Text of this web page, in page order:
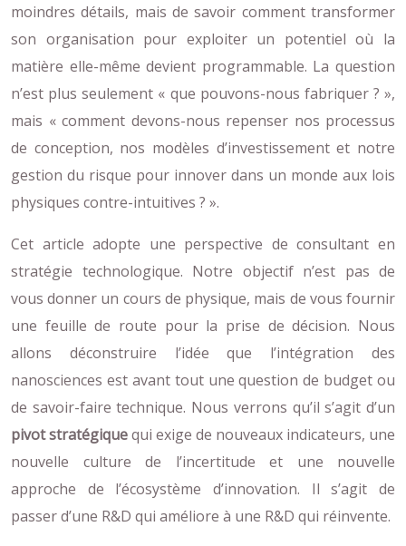
moindres détails, mais de savoir comment transformer
son organisation pour exploiter un potentiel où la
matière elle-même devient programmable. La question
n’est plus seulement « que pouvons-nous fabriquer ? »,
mais « comment devons-nous repenser nos processus
de conception, nos modèles d’investissement et notre
gestion du risque pour innover dans un monde aux lois
physiques contre-intuitives ? ».
Cet article adopte une perspective de consultant en
stratégie technologique. Notre objectif n’est pas de
vous donner un cours de physique, mais de vous fournir
une feuille de route pour la prise de décision. Nous
allons déconstruire l’idée que l’intégration des
nanosciences est avant tout une question de budget ou
de savoir-faire technique. Nous verrons qu’il s’agit d’un
pivot stratégiquequi exige de nouveaux indicateurs, une
nouvelle culture de l’incertitude et une nouvelle
approche de l’écosystème d’innovation. Il s’agit de
passer d’une R&D qui améliore à une R&D qui réinvente.